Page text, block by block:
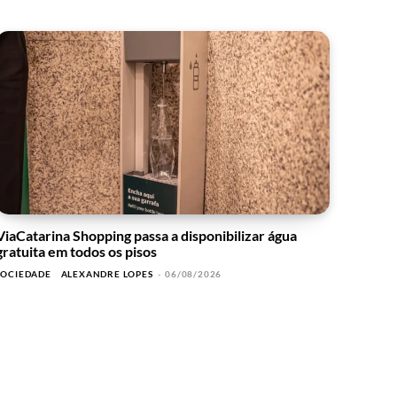
Shopping passa a disponibilizar água
em todos os pisos
ALEXANDRE LOPES - 06/08/2026